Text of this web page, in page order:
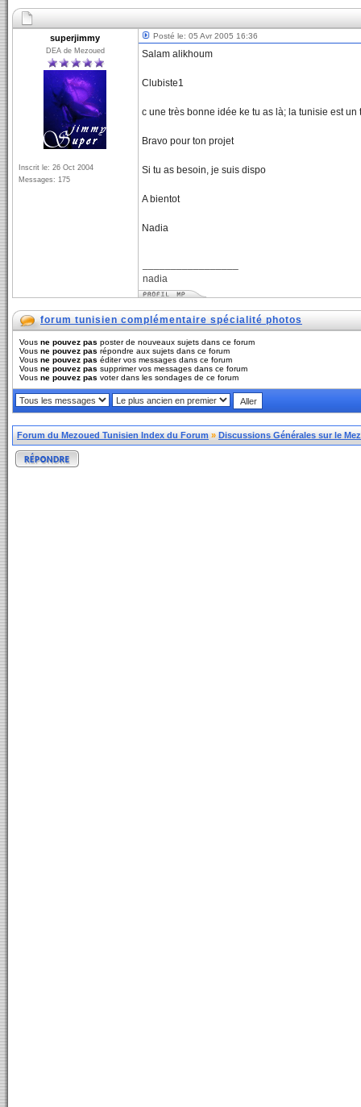
superjimmy
DEA de Mezoued
Inscrit le: 26 Oct 2004
Messages: 175
Posté le: 05 Avr 2005 16:36
Salam alikhoum
Clubiste1
c une très bonne idée ke tu as là; la tunisie est
Bravo pour ton projet
Si tu as besoin, je suis dispo
A bientot
Nadia
nadia
forum tunisien complémentaire spécialité photos
Vous ne pouvez pas poster de nouveaux sujets dans ce forum
Vous ne pouvez pas répondre aux sujets dans ce forum
Vous ne pouvez pas éditer vos messages dans ce forum
Vous ne pouvez pas supprimer vos messages dans ce forum
Vous ne pouvez pas voter dans les sondages de ce forum
Forum du Mezoued Tunisien Index du Forum » Discussions Générales sur le